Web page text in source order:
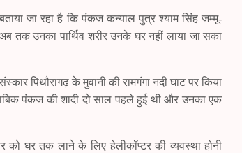
जा रहा है कि पंकज कन्याल पुत्र श्याम सिंह जम्मू-
तक उनका पार्थिव शरीर उनके घर नहीं लाया जा सका
पिथौरागढ़ के मुवानी की रामगंगा नदी घाट पर किया
पंकज की शादी दो साल पहले हुई थी और उनका एक
घर तक लाने के लिए हेलीकॉप्टर की व्यवस्था होनी